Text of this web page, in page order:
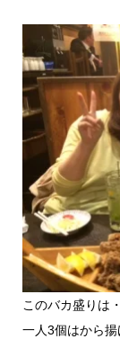
このバカ盛りは
一人3個はから揚